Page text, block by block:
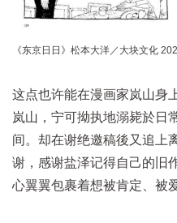
《东京日日》松本大洋／大块文化
这点也许能在漫画家岚山身
岚山，宁可拗执地溺毙於日
间。却在谢绝邀稿後又追上
谢，感谢盐泽记得自己的
心翼翼包裹着想被肯定、被